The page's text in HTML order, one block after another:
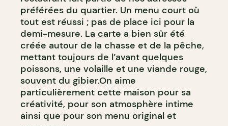
préférées du quartier. Un menu court où
tout est réussi ; pas de place ici pour la
demi-mesure. La carte a bien sûr été
créée autour de la chasse et de la pêche,
mettant toujours de l’avant quelques
poissons, une volaille et une viande rouge,
souvent du gibier.On aime
particulièrement cette maison pour sa
créativité, pour son atmosphère intime
ainsi que pour son menu original et